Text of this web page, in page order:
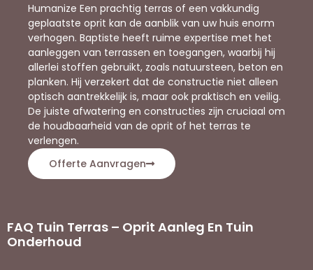
Humanize Een prachtig terras of een vakkundig
geplaatste oprit kan de aanblik van uw huis enorm
verhogen. Baptiste heeft ruime expertise met het
aanleggen van terrassen en toegangen, waarbij hij
allerlei stoffen gebruikt, zoals natuursteen, beton en
planken. Hij verzekert dat de constructie niet alleen
optisch aantrekkelijk is, maar ook praktisch en veilig.
De juiste afwatering en constructies zijn cruciaal om
de houdbaarheid van de oprit of het terras te
verlengen.
Offerte Aanvragen
FAQ Tuin Terras – Oprit Aanleg En Tuin
Onderhoud